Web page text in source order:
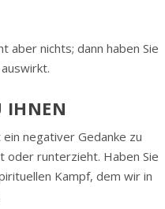
aber nichts; dann haben Sie
IHNEN
negativer Gedanke zu
oder runterzieht. Haben Sie
Kampf, dem wir in